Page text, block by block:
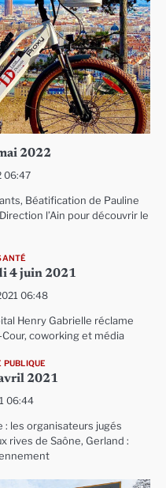
2022
06:47
Béatification de Pauline
l’Ain pour découvrir le
4 juin 2021
06:48
Henry Gabrielle réclame
coworking et média
PUBLIQUE
2021
06:44
: les organisateurs jugés
rives de Saône, Gerland :